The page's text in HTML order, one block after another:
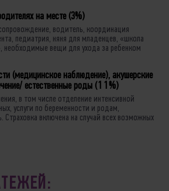
на месте (3%)
водитель, координация
педиатрия, няня для младенцев, «школа
необходимыe вещи для ухода за ребенком
(медицинское наблюдение), акушерские
естественные роды (11%)
в том числе отделение интенсивной
услуги по беременности и родам,
Страховка включена на случай всех возможных